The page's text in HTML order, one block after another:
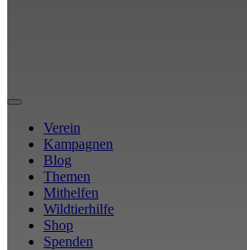
Verein
Kampagnen
Blog
Themen
Mithelfen
Wildtierhilfe
Shop
Spenden